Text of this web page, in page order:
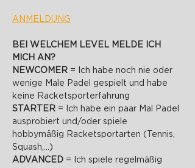
ANMELDUNG
BEI WELCHEM LEVEL MELDE ICH
MICH AN?
NEWCOMER = Ich habe noch nie oder
wenige Male Padel gespielt und habe
keine Racketsporterfahrung
STARTER = Ich habe ein paar Mal Padel
ausprobiert und/oder spiele
hobbymäßig Racketsportarten (Tennis,
Squash,...)
ADVANCED = Ich spiele regelmäßig